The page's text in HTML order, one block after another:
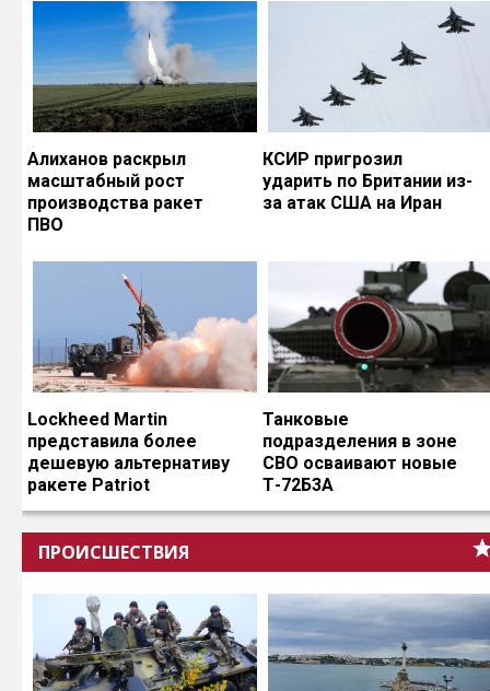
Алиханов раскрыл
масштабный рост
производства ракет
ПВО
КСИР пригрозил
ударить по Британии из-
за атак США на Иран
Lockheed Martin
представила более
дешевую альтернативу
ракете Patriot
Танковые
подразделения в зоне
СВО осваивают новые
Т-72Б3А
ПРОИСШЕСТВИЯ